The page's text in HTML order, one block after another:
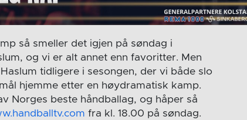
så smeller det igjen på søndag i
og vi er alt annet enn favoritter. Men
tidligere i sesongen, der vi både slo
hjemme etter en høydramatisk kamp.
Norges beste håndballag, og håper så
fra kl. 18.00 på søndag.